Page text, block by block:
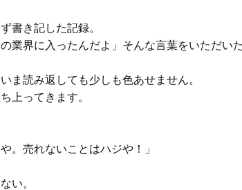
書き記した記録。
業界に入ったんだよ」そんな言葉をいただい
ま読み返しても少しも色あせません。
上ってきます。
。売れないことはハジや！」
い。